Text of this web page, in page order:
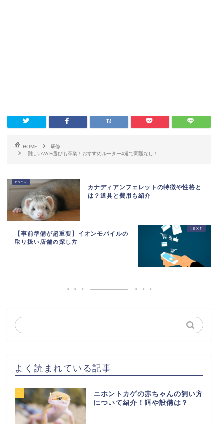
HOME
研修
難しいWi-Fi選びも卒業！おすすめルーター4選で問題なし！
カナディアンフェレットの特徴や性格と
は？道具と費用も紹介
【事前準備が超重要】イオンモバイルの
取り扱い店舗の探し方
よく読まれている記事
1
ニホントカゲの赤ちゃんの飼い方
について紹介！餌や設備は？